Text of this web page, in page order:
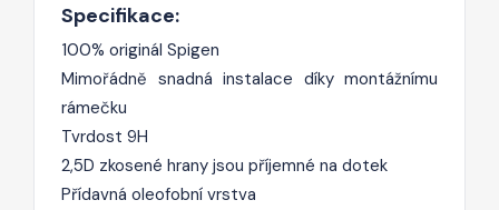
Specifikace:
100% originál Spigen
Mimořádně snadná instalace díky montážnímu
rámečku
Tvrdost 9H
2,5D zkosené hrany jsou příjemné na dotek
Přídavná oleofobní vrstva